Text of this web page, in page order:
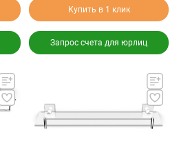
Купить в 1 клик
Запрос счета для юрлиц